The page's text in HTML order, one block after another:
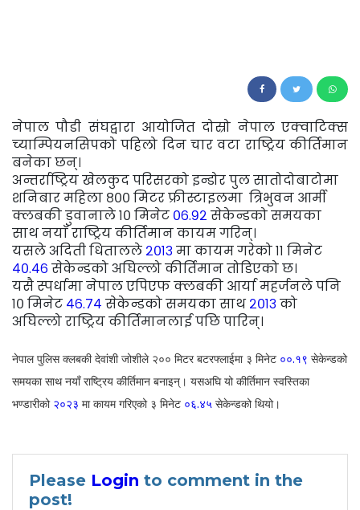
नेपाल पौडी संघद्वारा आयोजित दोस्रो नेपाल एक्वाटिक्स
च्याम्पियनसिपको पहिलो दिन चार वटा राष्ट्रिय कीर्तिमान
बनेका छन्।
अन्तर्राष्ट्रिय खेलकुद परिसरको इन्डोर पुल सातोदोबाटोमा
शनिबार महिला ८०० मिटर फ्रीस्टाइलमा त्रिभुवन आर्मी
क्लबकी डुवानाले १० मिनेट ०६.९२ सेकेन्डको समयका
साथ नयाँ राष्ट्रिय कीर्तिमान कायम गरिन्।
यसले अदिती धितालले २०१३ मा कायम गरेको ११ मिनेट
४०.४६ सेकेन्डको अघिल्लो कीर्तिमान तोडिएको छ।
यसै स्पर्धामा नेपाल एपिएफ क्लबकी आर्या महर्जनले पनि
१० मिनेट ४६.७४ सेकेन्डको समयका साथ२०१३ को
अघिल्लो राष्ट्रिय कीर्तिमानलाई पछि पारिन्।
नेपाल पुलिस क्लबकी देवांशी जोशीले २०० मिटर बटरफ्लाईमा ३ मिनेट ००.१९ सेकेन्डको
समयका साथ नयाँ राष्ट्रिय कीर्तिमान बनाइन्। यसअघि यो कीर्तिमान स्वस्तिका
भण्डारीको २०२३ मा कायम गरिएको ३ मिनेट ०६.४५ सेकेन्डको थियो।
Please Login to comment in the
post!